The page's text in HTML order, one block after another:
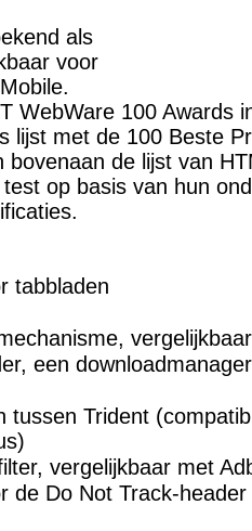
als
voor
WebWare 100 Awards
lijst met de 100 Beste
bovenaan de lijst van
op basis van hun
tabbladen
een downloadmanager
tussen Trident
vergelijkbaar met
de Do Not Track-